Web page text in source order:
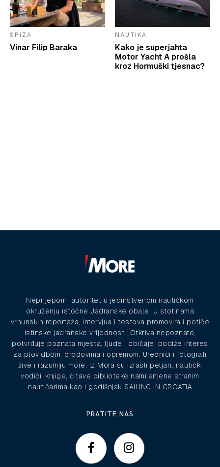
SPIZA
Vinar Filip Baraka
NAUTIKA
Kako je superjahta
Motor Yacht A prošla
kroz Hormuški tjesnac?
Neprijeporni autoritet u jedinstvenom nautičkom
okruženju istočne Jadranske obale. U stotinama
vrhunskih reportaža, intervjua i testova promovira i potiče
istinske jadranske vrijednosti. Otkriva nepoznato,
potvrđuje poznata mjesta, ljude i običaje, podiže interes
za plovidbom, brodovima i opremom. Urednici i fotografi
žive i razumiju more. Iz Mora su izrasli peljari, nautički
vodiči, knjige, čitave biblioteke namijenjene stranim
nautičarima kao i godišnjak SAILING IN CROATIA
PRATITE NAS